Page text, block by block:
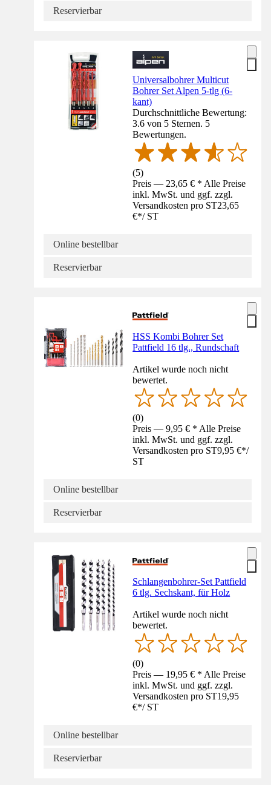
Reservierbar
Universalbohrer Multicut
Bohrer Set Alpen 5-tlg (6-
kant)
Durchschnittliche Bewertung:
3.6 von 5 Sternen. 5
Bewertungen.
(5)
Preis — 23,65 € * Alle Preise
inkl. MwSt. und ggf. zzgl.
Versandkosten pro ST23,65
€*/ ST
Online bestellbar
Reservierbar
HSS Kombi Bohrer Set
Pattfield 16 tlg., Rundschaft
Artikel wurde noch nicht
bewertet.
(0)
Preis — 9,95 € * Alle Preise
inkl. MwSt. und ggf. zzgl.
Versandkosten pro ST9,95 €*/
ST
Online bestellbar
Reservierbar
Schlangenbohrer-Set Pattfield
6 tlg. Sechskant, für Holz
Artikel wurde noch nicht
bewertet.
(0)
Preis — 19,95 € * Alle Preise
inkl. MwSt. und ggf. zzgl.
Versandkosten pro ST19,95
€*/ ST
Online bestellbar
Reservierbar